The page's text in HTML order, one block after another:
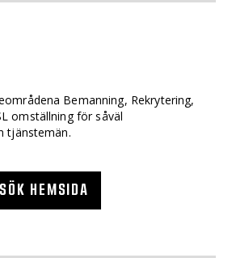
Bemanning, Rekrytering,
omställning för såväl
tjänstemän.
HEMSIDA